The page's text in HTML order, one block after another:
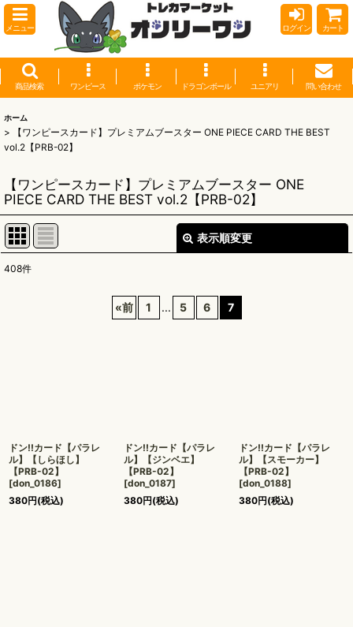
メニュー ログイン カート
商品検索 ワンピース ポケモン ドラゴンボール ユニアリ 問い合わせ
ホーム
>
【ワンピースカード】プレミアムブースター ONE PIECE CARD THE BEST
vol.2【PRB-02】
【ワンピースカード】プレミアムブースター ONE
PIECE CARD THE BEST vol.2【PRB-02】
表示順変更
408件
«前 1 ... 5 6 7
ドン!!カード【パラレ
ル】【しらほし】
【PRB-02】
[don_0186]
380円(税込)
ドン!!カード【パラレ
ル】【ジンベエ】
【PRB-02】
[don_0187]
380円(税込)
ドン!!カード【パラレ
ル】【スモーカー】
【PRB-02】
[don_0188]
380円(税込)